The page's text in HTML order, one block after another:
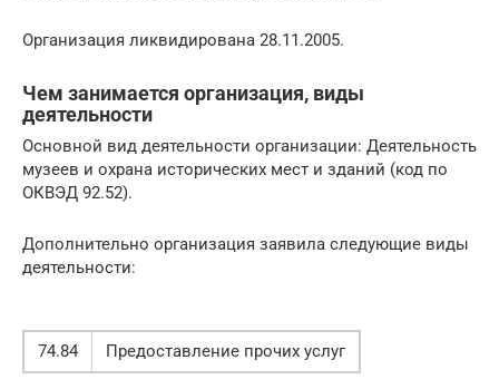
Организация ликвидирована 28.11.2005.
Чем занимается организация, виды
деятельности
Основной вид деятельности организации: Деятельность
музеев и охрана исторических мест и зданий (код по
ОКВЭД 92.52).
Дополнительно организация заявила следующие виды
деятельности:
74.84 Предоставление прочих услуг